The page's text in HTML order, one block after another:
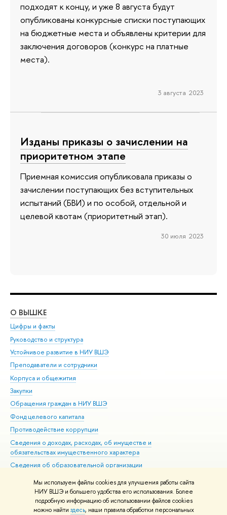
Мы используем файлы cookies для улучшения работы сайта
НИУ ВШЭ и большего удобства его использования. Более
подробную информацию об использовании файлов cookies
можно найти здесь, наши правила обработки персональных
подходят к концу, и уже 8 августа будут
опубликованы конкурсные списки поступающих
на бюджетные места и объявлены критерии для
заключения договоров (конкурс на платные
места).
3 августа 2023
Изданы приказы о зачислении на
приоритетном этапе
Приемная комиссия опубликовала приказы о
зачислении поступающих без вступительных
испытаний (БВИ) и по особой, отдельной и
целевой квотам (приоритетный этап).
30 июля 2023
О ВЫШКЕ
Цифры и факты
Руководство и структура
Устойчивое развитие в НИУ ВШЭ
Преподаватели и сотрудники
Корпуса и общежития
Закупки
Обращения граждан в НИУ ВШЭ
Фонд целевого капитала
Противодействие коррупции
Сведения о доходах, расходах, об имуществе и
обязательствах имущественного характера
Сведения об образовательной организации
Людям с ограниченными возможностями здоровья
Единая платежная страница
Работа в Вышке